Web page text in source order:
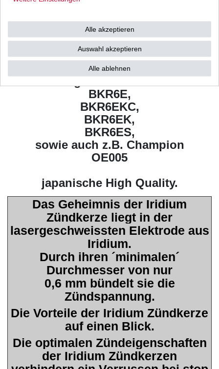
soweit nicht schon vom Hersteller
vorgegeben
ersetzt als höherwertige Iridium
Zündkerze
BKR6E,
BKR6EKC,
BKR6EK,
BKR6ES,
sowie auch z.B. Champion
OE005
japanische High Quality.
Das Geheimnis der Iridium
Zündkerze liegt in der
lasergeschweissten Elektrode aus
Iridium.
Durch ihren ´minimalen´
Durchmesser von nur
0,6 mm bündelt sie die
Zündspannung.
Die Vorteile der Iridium Zündkerze
auf einen Blick.
Die optimalen Zündeigenschaften
der Iridium Zündkerzen
Alle akzeptieren
Auswahl akzeptieren
Alle ablehnen